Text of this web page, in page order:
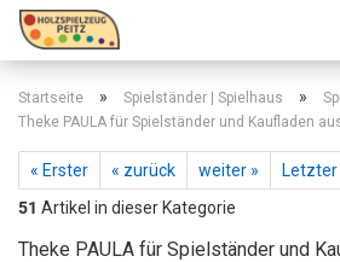
Startseite » Spielständer | Spielhaus »
Theke PAULA für Spielständer und Kaufladen
« Erster « zurück weiter »
Letzter
51 Artikel in dieser Kategorie
Theke PAULA für Spielständer und